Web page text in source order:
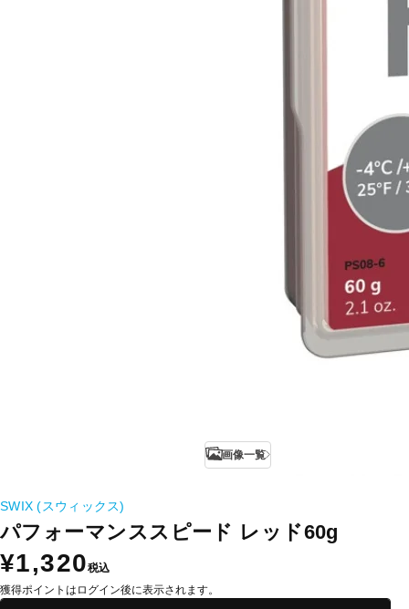
画像一覧
SWIX (スウィックス)
パフォーマンススピード レッド60g
¥1,320税込
獲得ポイントはログイン後に表示されます。